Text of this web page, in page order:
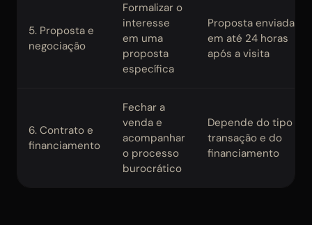
5. Proposta e
negociação
Formalizar o
interesse
em uma
proposta
específica
Proposta enviada
em até 24 horas
após a visita
6. Contrato e
financiamento
Fechar a
venda e
acompanhar
o processo
burocrático
Depende do tipo de
transação e do
financiamento